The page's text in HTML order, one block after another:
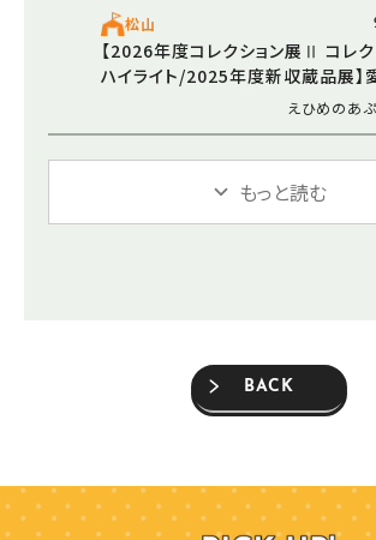
松山
【2026年度コレクション展Ⅱ コレク
ハイライト/2025年度新収蔵品展】
術館で新たなアートと出会う感動
えひめのあ
もっと読む
BACK